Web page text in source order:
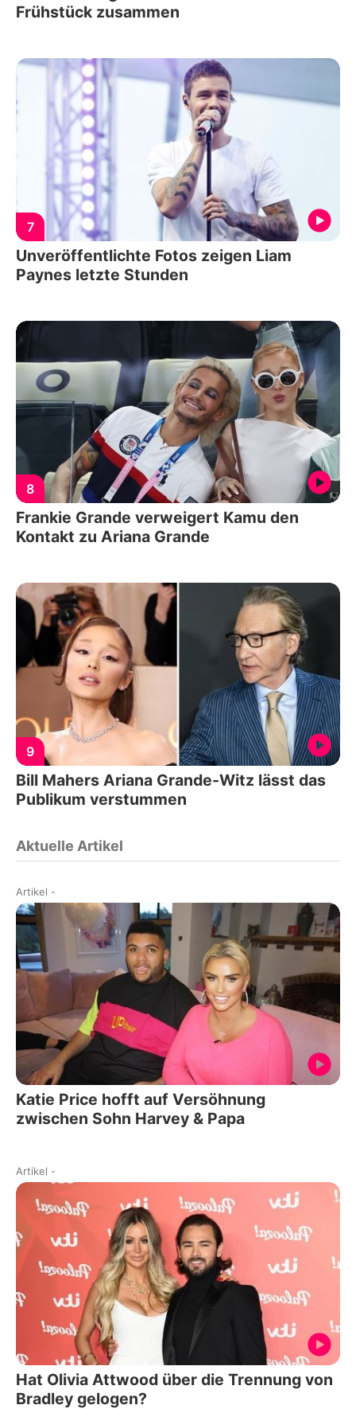
Frühstück zusammen
7
Unveröffentlichte Fotos zeigen Liam
Paynes letzte Stunden
8
Frankie Grande verweigert Kamu den
Kontakt zu Ariana Grande
9
Bill Mahers Ariana Grande-Witz lässt das
Publikum verstummen
Aktuelle Artikel
Artikel -
Katie Price hofft auf Versöhnung
zwischen Sohn Harvey & Papa
Artikel -
Hat Olivia Attwood über die Trennung von
Bradley gelogen?